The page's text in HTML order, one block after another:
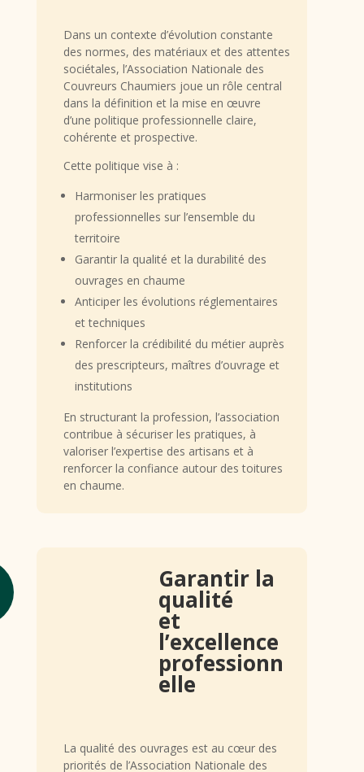
Dans un contexte d’évolution constante
des normes, des matériaux et des attentes
sociétales, l’Association Nationale des
Couvreurs Chaumiers joue un rôle central
dans la définition et la mise en œuvre
d’une politique professionnelle claire,
cohérente et prospective.
Cette politique vise à :
Harmoniser les pratiques
professionnelles sur l’ensemble du
territoire
Garantir la qualité et la durabilité des
ouvrages en chaume
Anticiper les évolutions réglementaires
et techniques
Renforcer la crédibilité du métier auprès
des prescripteurs, maîtres d’ouvrage et
institutions
En structurant la profession, l’association
contribue à sécuriser les pratiques, à
valoriser l’expertise des artisans et à
renforcer la confiance autour des toitures
en chaume.
Garantir la
qualité
et
l’excellence
professionn
elle
La qualité des ouvrages est au cœur des
priorités de l’Association Nationale des